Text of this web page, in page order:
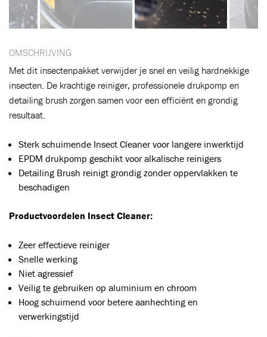
OMSCHRIJVING
Met dit insectenpakket verwijder je snel en veilig hardnekkige
insecten. De krachtige reiniger, professionele drukpomp en
detailing brush zorgen samen voor een efficiënt en grondig
resultaat.
Sterk schuimende Insect Cleaner voor langere inwerktijd
EPDM drukpomp geschikt voor alkalische reinigers
Detailing Brush reinigt grondig zonder oppervlakken te
beschadigen
Productvoordelen Insect Cleaner:
Zeer effectieve reiniger
Snelle werking
Niet agressief
Veilig te gebruiken op aluminium en chroom
Hoog schuimend voor betere aanhechting en
verwerkingstijd
VERDER WINKELEN